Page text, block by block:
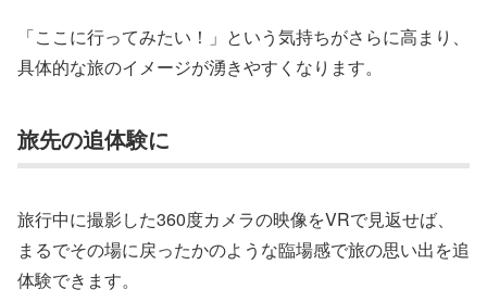
「ここに行ってみたい！」という気持ちがさらに高まり、
具体的な旅のイメージが湧きやすくなります。
旅先の追体験に
旅行中に撮影した360度カメラの映像をVRで見返せば、
まるでその場に戻ったかのような臨場感で旅の思い出を追
体験できます。